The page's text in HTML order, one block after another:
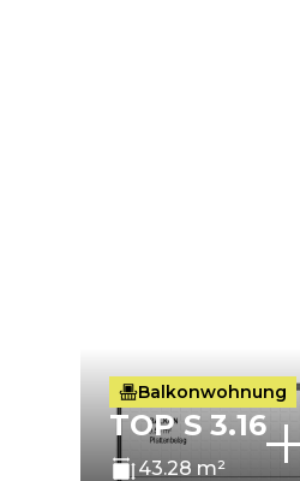
TOP S 3.16
43.28 m²
Balkonwohnung